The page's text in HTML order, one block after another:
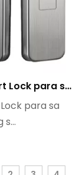
Ano Ang Pinakamahusay na Smart Lock para sa Front Door
para sa